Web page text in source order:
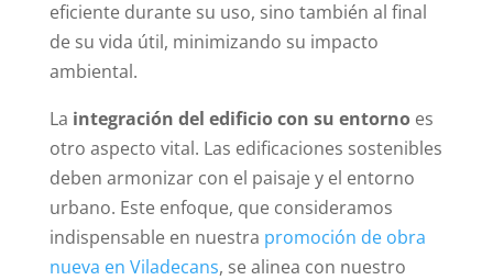
eficiente durante su uso, sino también al final
de su vida útil, minimizando su impacto
ambiental.
La integración del edificio con su entornoes
otro aspecto vital. Las edificaciones sostenibles
deben armonizar con el paisaje y el entorno
urbano. Este enfoque, que consideramos
indispensable en nuestra promoción de obra
nueva en Viladecans, se alinea con nuestro